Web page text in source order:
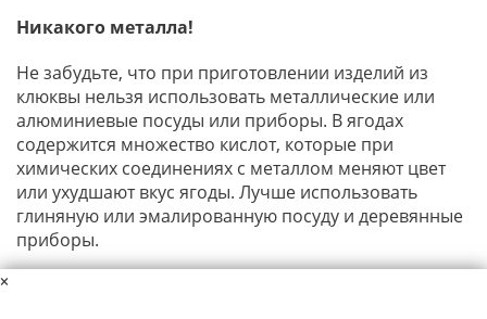
Никакого металла!
Не забудьте, что при приготовлении изделий из
клюквы нельзя использовать металлические или
алюминиевые посуды или приборы. В ягодах
содержится множество кислот, которые при
химических соединениях с металлом меняют цвет
или ухудшают вкус ягоды. Лучше использовать
глиняную или эмалированную посуду и деревянные
приборы.
×